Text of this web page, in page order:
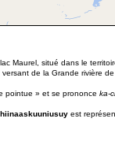
Maurel, situé dans le
de la Grande rivière
pointue » et se prononce ka-
est